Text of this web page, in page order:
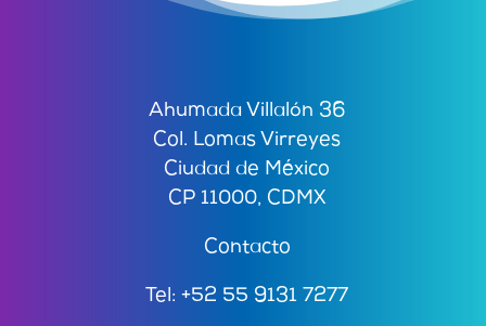
Ahumada Villalón 36
Col. Lomas Virreyes
Ciudad de México
CP 11000, CDMX
Contacto
Tel: +52 55 9131 7277